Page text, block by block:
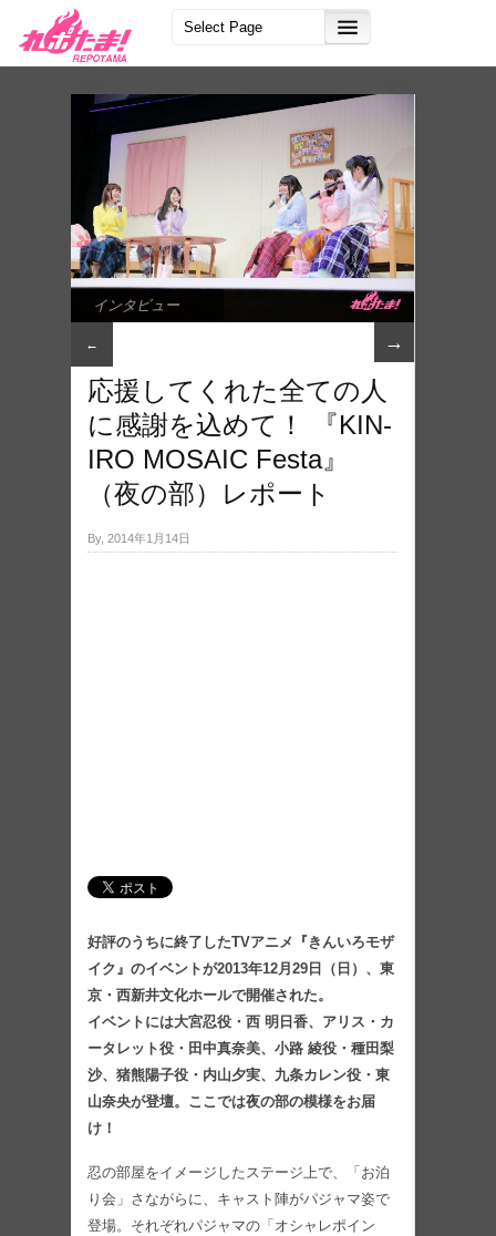
インタビュー
← →
応援してくれた全ての人
に感謝を込めて！ 『KIN-
IRO MOSAIC Festa』
（夜の部）レポート
By, 2014年1月14日
好評のうちに終了したTVアニメ『きんいろモザ
イク』のイベントが2013年12月29日（日）、東
京・西新井文化ホールで開催された。
イベントには大宮忍役・西 明日香、アリス・カ
ータレット役・田中真奈美、小路 綾役・種田梨
沙、猪熊陽子役・内山夕実、九条カレン役・東
山奈央が登壇。ここでは夜の部の模様をお届
け！
忍の部屋をイメージしたステージ上で、「お泊
り会」さながらに、キャスト陣がパジャマ姿で
登場。それぞれパジャマの「オシャレポイン